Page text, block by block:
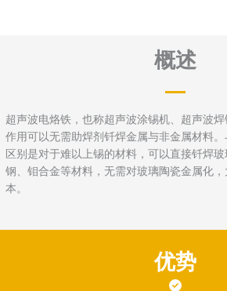
概述
超声波电烙铁，也称超声波涂锡机、超声波
作用可以无需助焊剂钎焊金属与非金属材料
区别是对于难以上锡的材料，可以直接钎焊
钢、钼合金等材料，无需对玻璃陶瓷金属化
本。
优势